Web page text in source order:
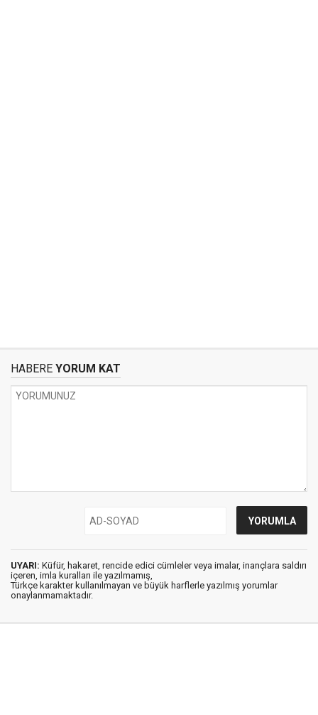
HABERE YORUM KAT
UYARI: Küfür, hakaret, rencide edici cümleler veya imalar, inançlara saldırı
içeren, imla kuralları ile yazılmamış,
Türkçe karakter kullanılmayan ve büyük harflerle yazılmış yorumlar
onaylanmamaktadır.